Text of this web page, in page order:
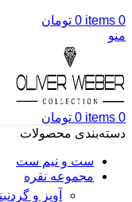
0
items
0 تومان
منو
0
items
0 تومان
دسته‌بندی محصولات
ست و نیم ست
مجموعه نقره
آویز و